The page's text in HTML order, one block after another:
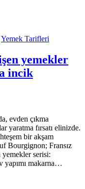
Yemek Tarifleri
yemekler
incik
evden çıkma
yaratma fırsatı elinizde.
bir akşam
Bourgignon; Fransız
serisi:
yapımı makarna…